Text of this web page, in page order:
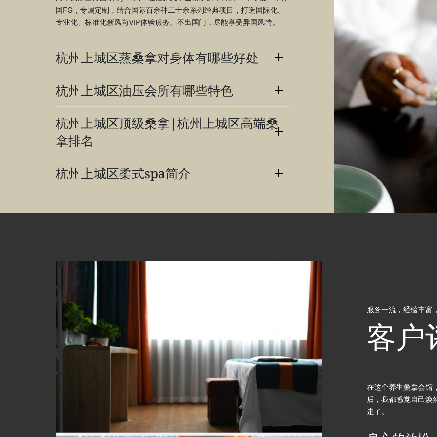
国FG，专属定制，结合国际百余种二十余系列经典项目，打造国际化、
专业化、标准化新风尚VIP体验服务。不出国门，尽能享受异国风情。
杭州上城区蒸桑拿对身体有哪些好处
杭州上城区油压会所有哪些特色
杭州上城区顶级桑拿|杭州上城区高端桑
拿排名
杭州上城区柔式spa简介
服务一流，经验丰富
客户
在这个养生桑拿会馆，我体验到了身心的重生。每一次桑拿
后，我都感觉自己焕然一新，所有的压力和疲惫都随着汗水流
走了。
这里的环境布置得非
味。从柔和的灯光到
归。